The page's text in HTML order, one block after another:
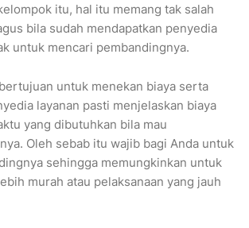
itu, hal itu memang tak salah
bila sudah mendapatkan penyedia
untuk mencari pembandingnya.
untuk menekan biaya serta
layanan pasti menjelaskan biaya
yang dibutuhkan bila mau
Oleh sebab itu wajib bagi Anda untuk
sehingga memungkinkan untuk
murah atau pelaksanaan yang jauh